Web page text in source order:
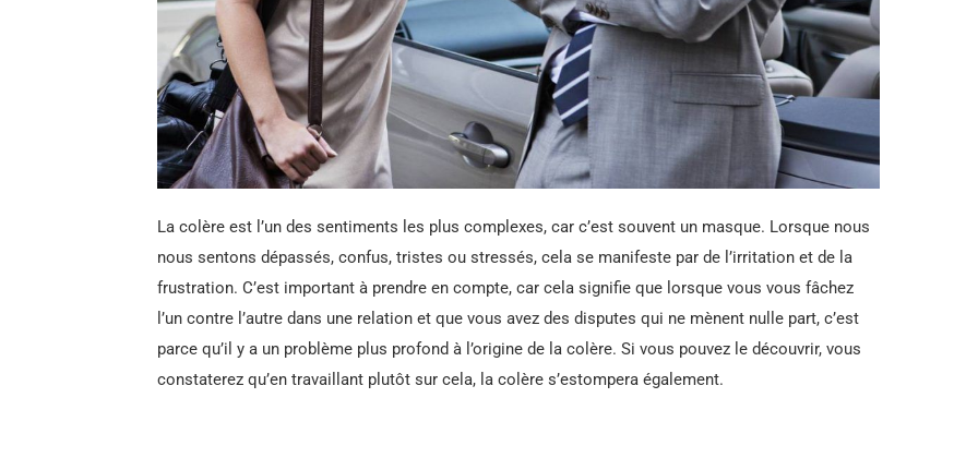
La colère est l’un des sentiments les plus complexes, car c’est souvent un masque. Lorsque nous
nous sentons dépassés, confus, tristes ou stressés, cela se manifeste par de l’irritation et de la
frustration. C’est important à prendre en compte, car cela signifie que lorsque vous vous fâchez
l’un contre l’autre dans une relation et que vous avez des disputes qui ne mènent nulle part, c’est
parce qu’il y a un problème plus profond à l’origine de la colère. Si vous pouvez le découvrir, vous
constaterez qu’en travaillant plutôt sur cela, la colère s’estompera également.